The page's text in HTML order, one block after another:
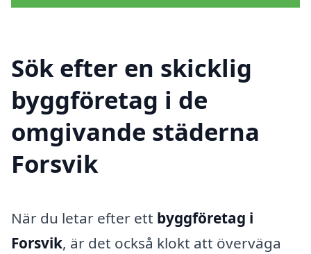
Sök efter en skicklig
byggföretag i de
omgivande städerna
Forsvik
När du letar efter ett byggföretag i
Forsvik, är det också klokt att överväga